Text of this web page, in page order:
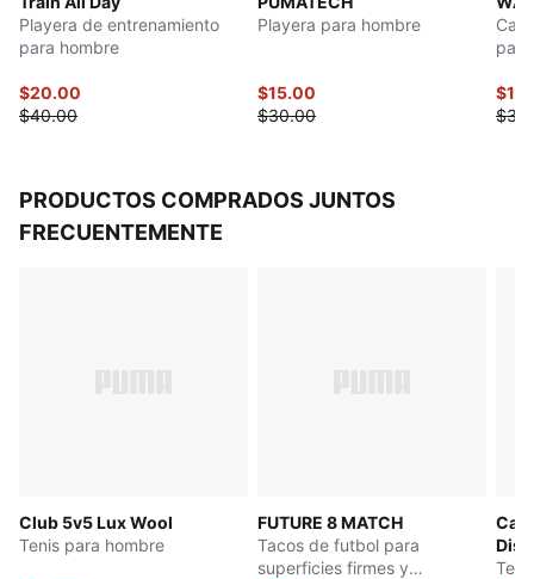
Playera de entrenamiento
para hombre
$20.00
$40.00
Playera para hombre
$15.00
$30.00
PRODUCTOS COMPRADOS JUNTOS
FRECUENTEMENTE
Club 5v5 Lux Wool
Tenis para hombre
FUTURE 8 MATCH
Tacos de futbol para
superficies firmes y